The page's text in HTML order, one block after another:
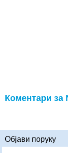
Коментари за
Објави поруку